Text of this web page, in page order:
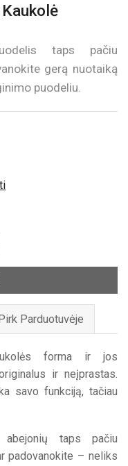
taps pačiu
gerą nuotaiką
puodeliu.
Parduotuvėje
forma ir jos
ir neįprastas.
savo funkciją, tačiau
taps pačiu
padovanokite – neliks